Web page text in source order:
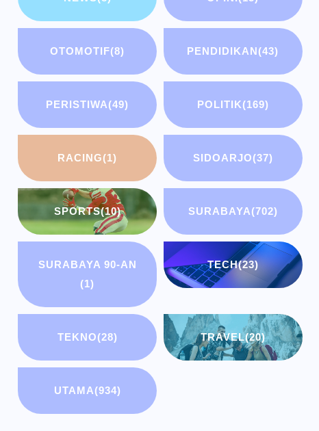
OTOMOTIF(8) PENDIDIKAN(43)
PERISTIWA(49) POLITIK(169)
RACING(1) SIDOARJO(37)
SPORTS(10) SURABAYA(702)
SURABAYA 90-AN
(1)
TECH(23)
TEKNO(28) TRAVEL(20)
UTAMA(934)